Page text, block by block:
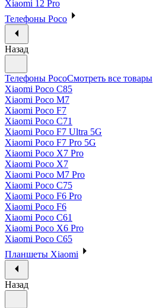
Xiaomi 12 Pro
Телефоны Poco
Назад
Телефоны PocoСмотреть все товары
Xiaomi Poco C85
Xiaomi Poco M7
Xiaomi Poco F7
Xiaomi Poco C71
Xiaomi Poco F7 Ultra 5G
Xiaomi Poco F7 Pro 5G
Xiaomi Poco X7 Pro
Xiaomi Poco X7
Xiaomi Poco M7 Pro
Xiaomi Poco C75
Xiaomi Poco F6 Pro
Xiaomi Poco F6
Xiaomi Poco C61
Xiaomi Poco X6 Pro
Xiaomi Poco C65
Планшеты Xiaomi
Назад